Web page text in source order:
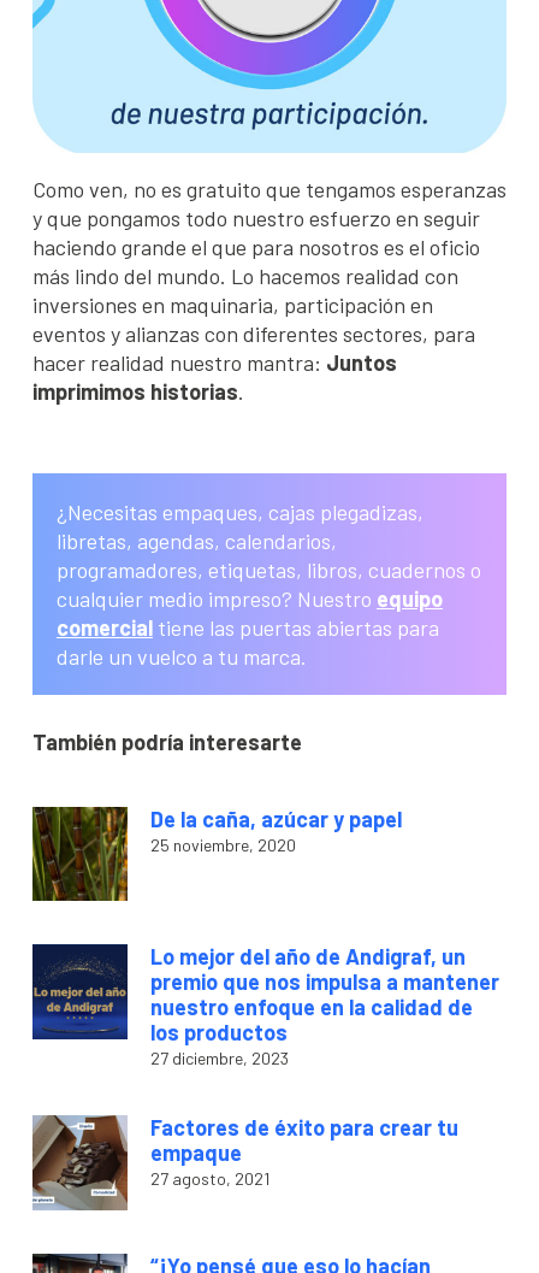
Como ven, no es gratuito que tengamos esperanzas
y que pongamos todo nuestro esfuerzo en seguir
haciendo grande el que para nosotros es el oficio
más lindo del mundo. Lo hacemos realidad con
inversiones en maquinaria, participación en
eventos y alianzas con diferentes sectores, para
hacer realidad nuestro mantra: Juntos
imprimimos historias.
¿Necesitas empaques, cajas plegadizas,
libretas, agendas, calendarios,
programadores, etiquetas, libros, cuadernos o
cualquier medio impreso? Nuestro equipo
comercial tiene las puertas abiertas para
darle un vuelco a tu marca.
También podría interesarte
De la caña, azúcar y papel
25 noviembre, 2020
Lo mejor del año de Andigraf, un
premio que nos impulsa a mantener
nuestro enfoque en la calidad de
los productos
27 diciembre, 2023
Factores de éxito para crear tu
empaque
27 agosto, 2021
“¡Yo pensé que eso lo hacían